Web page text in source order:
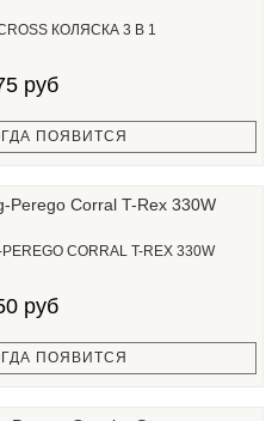
КОЛЯСКА 3 В 1
руб
ПОЯВИТСЯ
CORRAL T-REX 330W
руб
ПОЯВИТСЯ